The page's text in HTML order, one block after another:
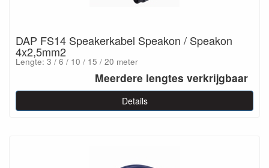
DAP FS14 Speakerkabel Speakon / Speakon
4x2,5mm2
Lengte: 3 / 6 / 10 / 15 / 20 meter
Meerdere lengtes verkrijgbaar
Details